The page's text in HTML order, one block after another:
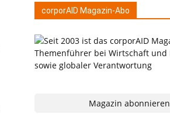
corporAID Magazin-Abo
Magazin abonnieren